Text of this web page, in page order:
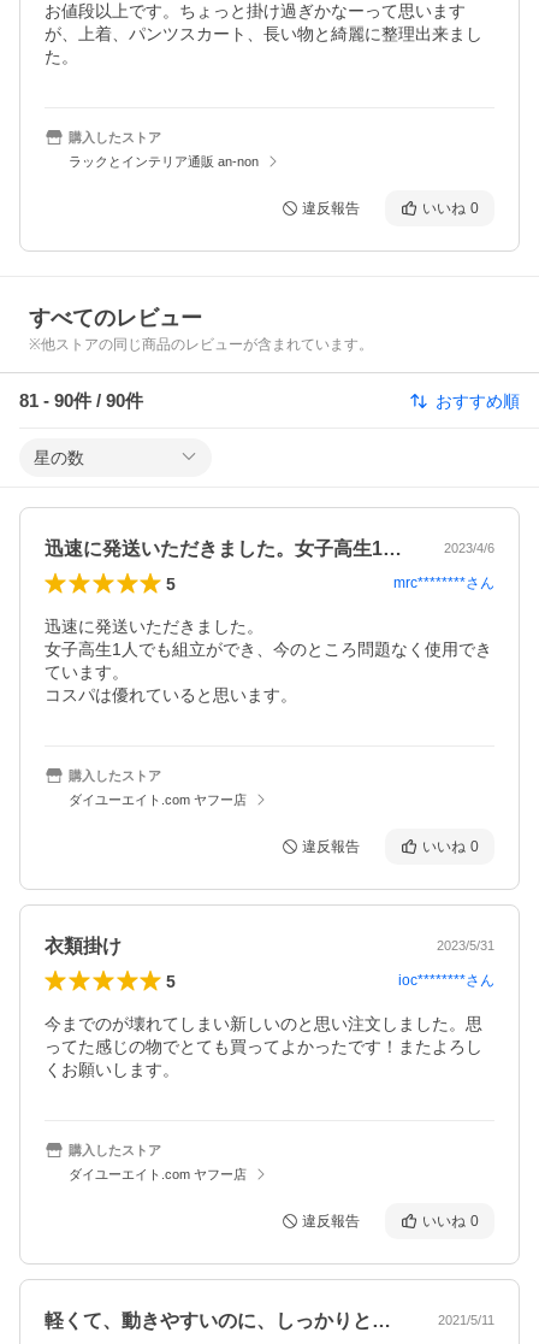
お値段以上です。ちょっと掛け過ぎかなーって思います
が、上着、パンツスカート、長い物と綺麗に整理出来まし
た。
購入したストア
ラックとインテリア通販 an-non
違反報告 いいね 0
すべてのレビュー
※他ストアの同じ商品のレビューが含まれています。
81 - 90件 / 90件 おすすめ順
星の数
迅速に発送いただきました。女子高生1人… 2023/4/6
5 mrc********さん
迅速に発送いただきました。
女子高生1人でも組立ができ、今のところ問題なく使用でき
ています。
コスパは優れていると思います。
購入したストア
ダイユーエイト.com ヤフー店
違反報告 いいね 0
衣類掛け 2023/5/31
5 ioc********さん
今までのが壊れてしまい新しいのと思い注文しました。思
ってた感じの物でとても買ってよかったです！またよろし
くお願いします。
購入したストア
ダイユーエイト.com ヤフー店
違反報告 いいね 0
軽くて、動きやすいのに、しっかりとした… 2021/5/11